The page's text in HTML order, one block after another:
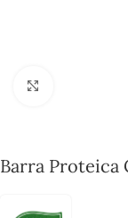
Barra Proteica